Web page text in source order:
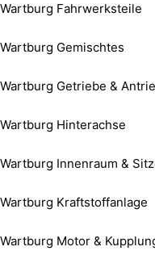
Wartburg Fahrwerksteile
Wartburg Gemischtes
Wartburg Getriebe &
Wartburg Hinterachse
Wartburg Innenraum &
Wartburg Kraftstoffanlage
Wartburg Motor &